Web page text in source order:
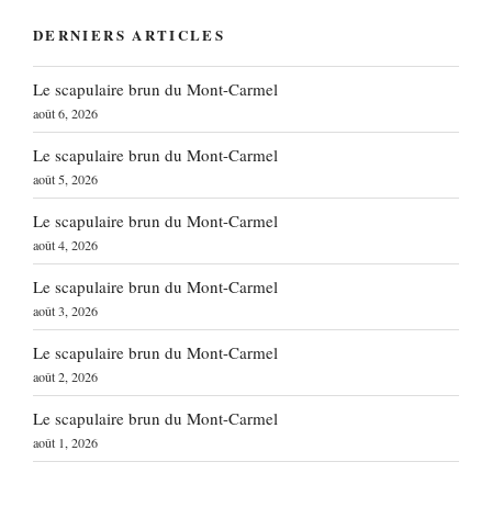
DERNIERS ARTICLES
Le scapulaire brun du Mont-Carmel
août 6, 2026
Le scapulaire brun du Mont-Carmel
août 5, 2026
Le scapulaire brun du Mont-Carmel
août 4, 2026
Le scapulaire brun du Mont-Carmel
août 3, 2026
Le scapulaire brun du Mont-Carmel
août 2, 2026
Le scapulaire brun du Mont-Carmel
août 1, 2026